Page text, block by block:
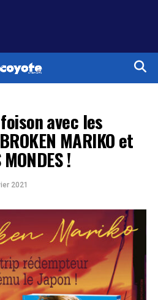
avec les
MARIKO et
!
2021